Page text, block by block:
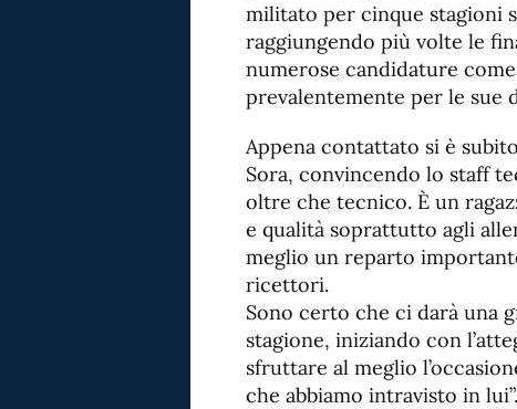
militato per cinque stagioni
raggiungendo più volte le
numerose candidature
prevalentemente per le sue
Appena contattato si è
Sora, convincendo lo staff
oltre che tecnico. È un
e qualità soprattutto agli
meglio un reparto
ricettori.
Sono certo che ci darà una
stagione, iniziando con
sfruttare al meglio
che abbiamo intravisto in lui”.